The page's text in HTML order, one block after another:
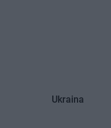
Ukraina